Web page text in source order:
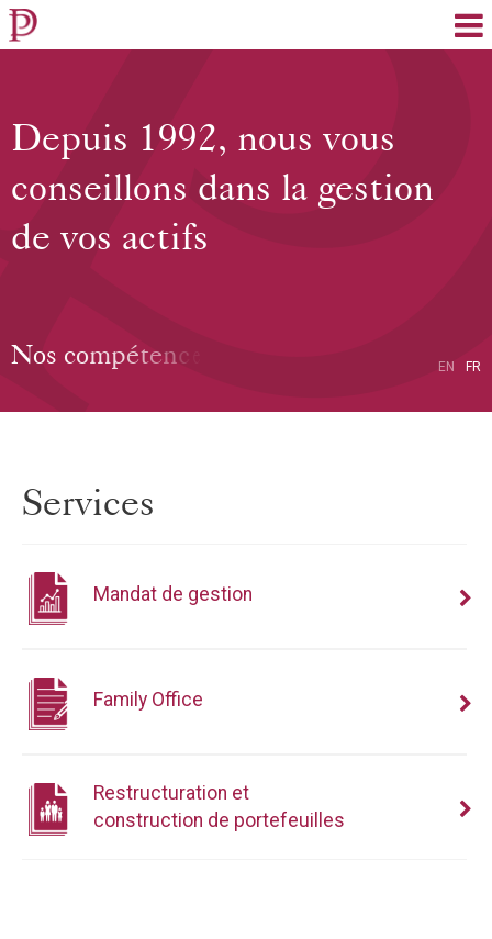
FR
EN
Services
Mandat de gestion
Family Office
Restructuration et
construction de portefeuilles